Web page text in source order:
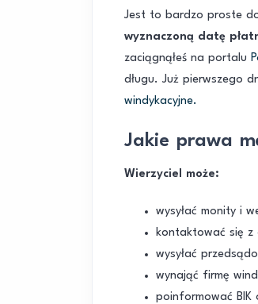
Jest to bardzo proste
wyznaczoną datę
zaciągnąłeś na portalu
długu. Już pierwszego
windykacyjne.
Jakie prawa
Wierzyciel może:
wysyłać monity i
kontaktować się z
wysyłać
wynająć firmę
poinformować BIK